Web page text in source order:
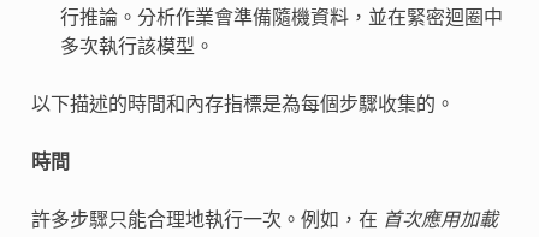
行推論。分析作業會準備隨機資料，並在緊密迴圈中
多次執行該模型。
以下描述的時間和內存指標是為每個步驟收集的。
時間
許多步驟只能合理地執行一次。例如，在 首次應用加載